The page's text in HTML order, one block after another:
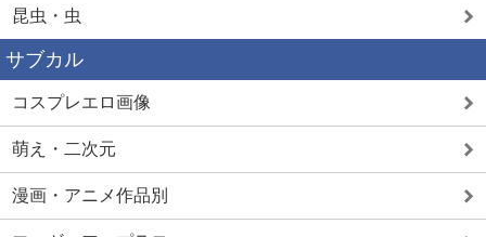
昆虫・虫
サブカル
コスプレエロ画像
萌え・二次元
漫画・アニメ作品別